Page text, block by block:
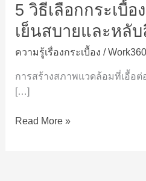
5 วิธีเลือกกระเบื้
เย็นสบายและหลั
ความรู้เรื่องกระเบื้อง /
การสร้างสภาพแวดล้อมที่เอื้อ
[…]
เลือก
กระเบื้อง
ห้อง
นอน
เย็น
สบาย
หลับ
Read More »